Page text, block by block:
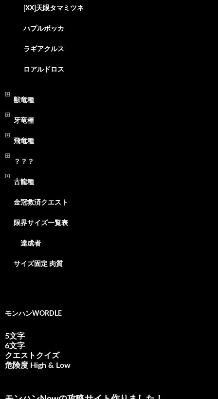
[XX]天眼タマミツネ
ハプルボッカ
ラギアクルス
ロアルドロス
獣竜種
牙竜種
飛竜種
？？？
古龍種
金冠救済クエスト
限界サイズ一覧表
達成者
サイズ固定 肉質
モンハンWORDLE
5文字
6文字
クエストクイズ
危険度 High & Low